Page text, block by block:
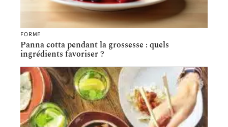
FORME
Panna cotta pendant la grossesse : quels
ingrédients favoriser ?